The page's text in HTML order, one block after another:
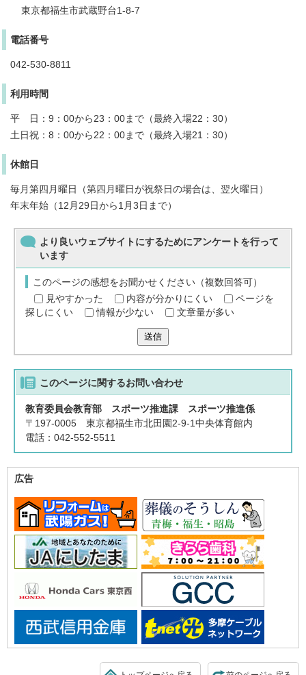
東京都福生市武蔵野台1-8-7
電話番号
042-530-8811
利用時間
平 日：9：00から23：00まで（最終入場22：30）
土日祝：8：00から22：00まで（最終入場21：30）
休館日
毎月第四月曜日（第四月曜日が祝祭日の場合は、翌火曜日）
年末年始（12月29日から1月3日まで）
より良いウェブサイトにするためにアンケートを行って
います
このページの感想をお聞かせください（複数回答可）
見やすかった
内容が分かりにくい
ページを
探しにくい
情報が少ない 文章量が多い
送信
このページに関するお問い合わせ
教育委員会教育部 スポーツ推進課 スポーツ推進係
〒197-0005 東京都福生市北田園2-9-1中央体育館内
電話：042-552-5511
広告